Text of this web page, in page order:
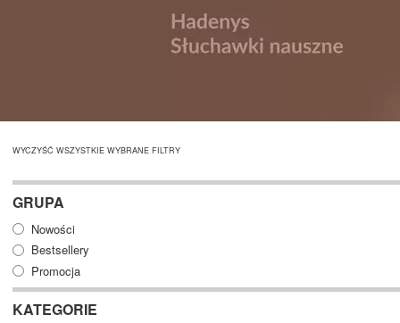
WYCZYŚĆ WSZYSTKIE WYBRANE FILTRY
GRUPA
Nowości
Bestsellery
Promocja
KATEGORIE